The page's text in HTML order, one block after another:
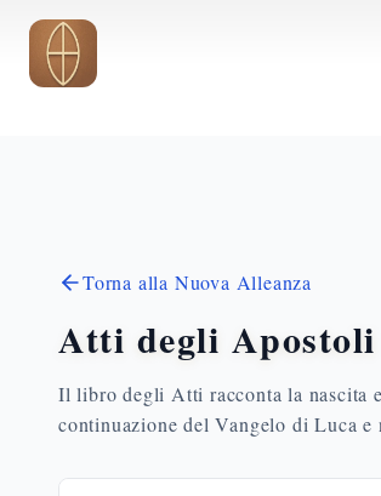
Vai al contenuto principale
Torna alla Nuova Alleanza
Atti degli Apostoli
Il libro degli Atti racconta la nascita
continuazione del Vangelo di Luca